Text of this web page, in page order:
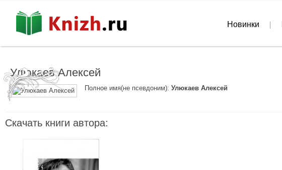
Новинки
Улюкаев Алексей
Полное имя(не псевдоним): Улюкаев Алексей
Скачать книги автора: